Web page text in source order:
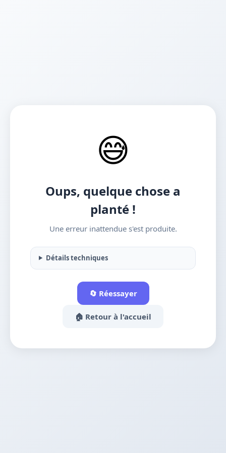
😅
Oups, quelque chose a
planté !
Une erreur inattendue s'est produite.
Détails techniques
🔄 Réessayer
🏠 Retour à l'accueil